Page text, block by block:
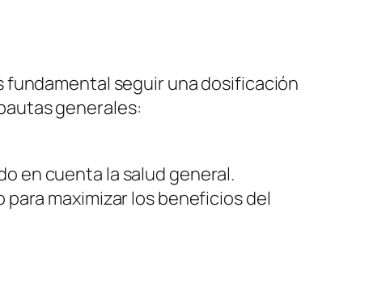
fundamental seguir una dosificación
generales:
en cuenta la salud general.
maximizar los beneficios del